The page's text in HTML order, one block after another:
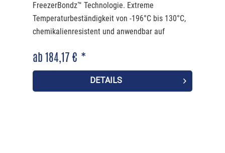
FreezerBondz™ Technologie. Extreme
Temperaturbeständigkeit von -196°C bis 130°C,
chemikalienresistent und anwendbar auf
Ampullen und Flüssigstickstoff-Lagerung.
ab 184,17 € *
DETAILS